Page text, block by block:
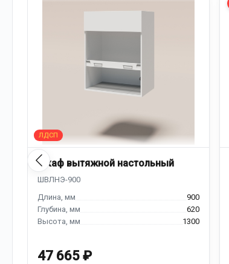
Шкаф вытяжной настольный
900
620
1300
47 665 ₽